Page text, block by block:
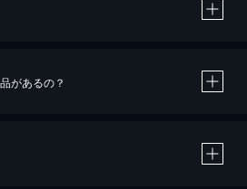
があるの？